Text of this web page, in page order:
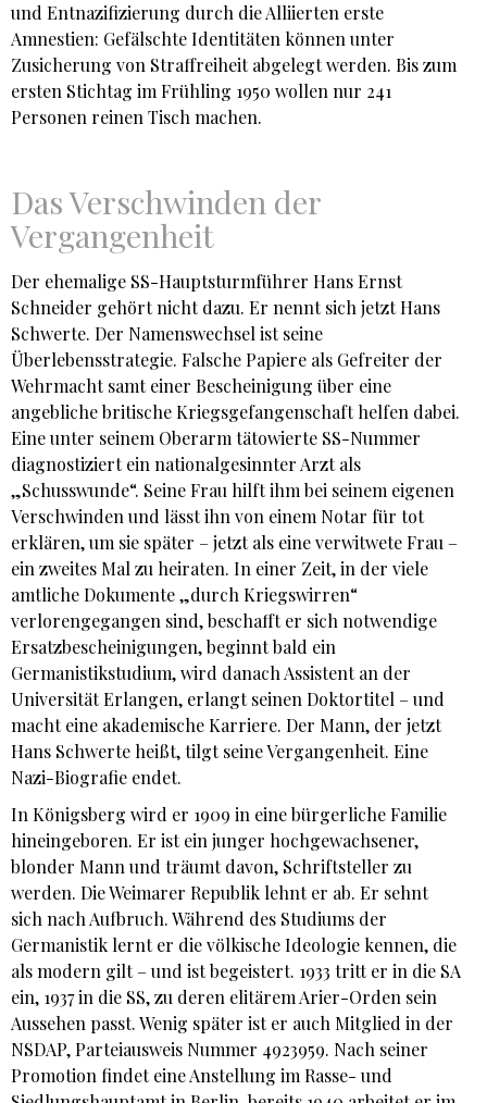
und Entnazifizierung durch die Alliierten erste
Amnestien: Gefälschte Identitäten können unter
Zusicherung von Straffreiheit abgelegt werden. Bis zum
ersten Stichtag im Frühling 1950 wollen nur 241
Personen reinen Tisch machen.
Das Verschwinden der
Vergangenheit
Der ehemalige SS-Hauptsturmführer Hans Ernst
Schneider gehört nicht dazu. Er nennt sich jetzt Hans
Schwerte. Der Namenswechsel ist seine
Überlebensstrategie. Falsche Papiere als Gefreiter der
Wehrmacht samt einer Bescheinigung über eine
angebliche britische Kriegsgefangenschaft helfen dabei.
Eine unter seinem Oberarm tätowierte SS-Nummer
diagnostiziert ein nationalgesinnter Arzt als
„Schusswunde“. Seine Frau hilft ihm bei seinem eigenen
Verschwinden und lässt ihn von einem Notar für tot
erklären, um sie später – jetzt als eine verwitwete Frau –
ein zweites Mal zu heiraten. In einer Zeit, in der viele
amtliche Dokumente „durch Kriegswirren“
verlorengegangen sind, beschafft er sich notwendige
Ersatzbescheinigungen, beginnt bald ein
Germanistikstudium, wird danach Assistent an der
Universität Erlangen, erlangt seinen Doktortitel – und
macht eine akademische Karriere. Der Mann, der jetzt
Hans Schwerte heißt, tilgt seine Vergangenheit. Eine
Nazi-Biografie endet.
In Königsberg wird er 1909 in eine bürgerliche Familie
hineingeboren. Er ist ein junger hochgewachsener,
blonder Mann und träumt davon, Schriftsteller zu
werden. Die Weimarer Republik lehnt er ab. Er sehnt
sich nach Aufbruch. Während des Studiums der
Germanistik lernt er die völkische Ideologie kennen, die
als modern gilt – und ist begeistert. 1933 tritt er in die SA
ein, 1937 in die SS, zu deren elitärem Arier-Orden sein
Aussehen passt. Wenig später ist er auch Mitglied in der
NSDAP, Parteiausweis Nummer 4923959. Nach seiner
Promotion findet eine Anstellung im Rasse- und